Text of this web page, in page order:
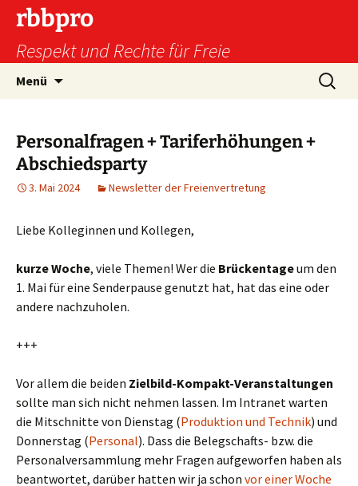
Zum
Inhalt
springen
rbbpro
Respekt und Rechte für Freie
Menü
Suchen
nach:
Personalfragen + Tariferhöhungen +
Abschiedsparty
3. Mai 2024 Newsletter der Freienvertretung
Liebe Kolleginnen und Kollegen,
kurze Woche, viele Themen! Wer die Brückentageum den
1. Mai für eine Senderpause genutzt hat, hat das eine oder
andere nachzuholen.
+++
Vor allem die beiden Zielbild-Kompakt-Veranstaltungen
sollte man sich nicht nehmen lassen. Im Intranet warten
die Mitschnitte von Dienstag (Produktion und Technik) und
Donnerstag (Personal). Dass die Belegschafts- bzw. die
Personalversammlung mehr Fragen aufgeworfen haben als
beantwortet, darüber hatten wir ja schon vor einer Woche